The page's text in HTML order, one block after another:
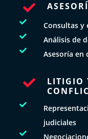

 Consultas y
 Análisis de
 Asesoría en

LITIGIO

judiciales
